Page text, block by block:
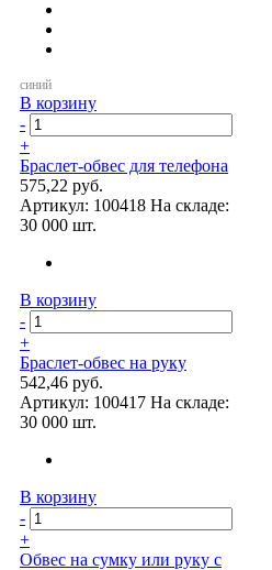
В корзину
-
+
Браслет-обвес для телефона
575,22 руб.
Артикул: 100418 На складе:
30 000 шт.
В корзину
-
+
Браслет-обвес на руку
542,46 руб.
Артикул: 100417 На складе:
30 000 шт.
В корзину
-
+
Обвес на сумку или руку с